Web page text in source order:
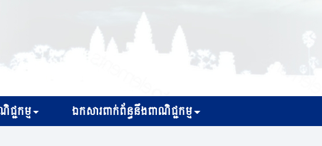
ជ្ជកម្ម ឯកសារពាក់ព័ន្ធនឹងពាណិជ្ជកម្ម